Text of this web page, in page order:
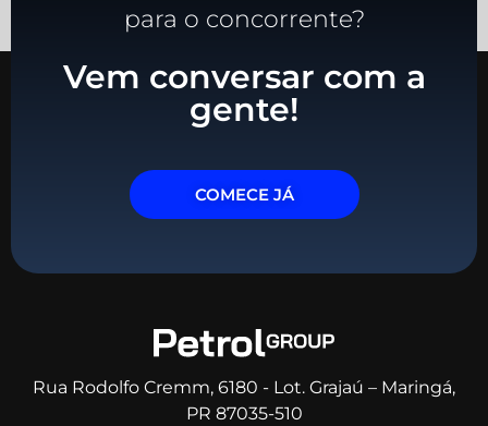
para o concorrente?
Vem conversar com a
gente!
COMECE JÁ
Rua Rodolfo Cremm, 6180 - Lot. Grajaú – Maringá,
PR 87035-510